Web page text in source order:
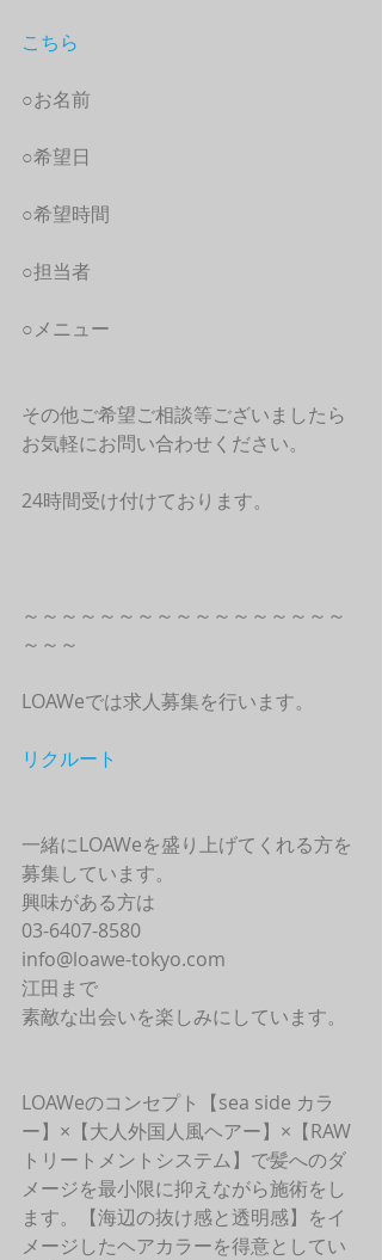
こちら
○お名前
○希望日
○希望時間
○担当者
○メニュー
その他ご希望ご相談等ございましたら
お気軽にお問い合わせください。
24時間受け付けております。
～～～～～～～～～～～～～～～～～
～～～
LOAWeでは求人募集を行います。
リクルート
一緒にLOAWeを盛り上げてくれる方を
募集しています。
興味がある方は
03-6407-8580
info@loawe-tokyo.com
江田まで
素敵な出会いを楽しみにしています。
LOAWeのコンセプト【sea side カラ
ー】×【大人外国人風ヘアー】×【RAW
トリートメントシステム】で髪へのダ
メージを最小限に抑えながら施術をし
ます。【海辺の抜け感と透明感】をイ
メージしたヘアカラーを得意としてい